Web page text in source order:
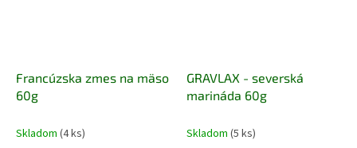
Francúzska zmes na mäso
60g
Skladom (4 ks)
GRAVLAX - severská
marináda 60g
Skladom (5 ks)